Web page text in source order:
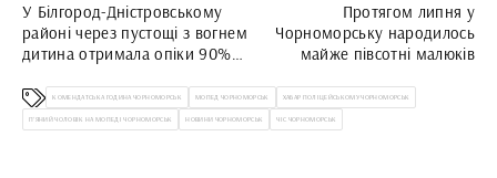
У Білгород-Дністровському
районі через пустощі з вогнем
дитина отримала опіки 90%
Протягом липня у
Чорноморську народилось
майже півсотні малюків
КОМЕНДАТСЬКА ГОДИНА ЧОРНОМОРСЬК МОПЕД ЧОРНОМОРСЬК ХАБАР ПОЛІЦЕЙСЬКОМУ ЧОРНОМОРСЬК
П'ЯНИЙ ЧОЛОВІК НА МОПЕДІ ЧОРНОМОРСЬК НОВИНИ ЧОРНОМОРСЬК ЧІС ЧОРНОМОРСЬК